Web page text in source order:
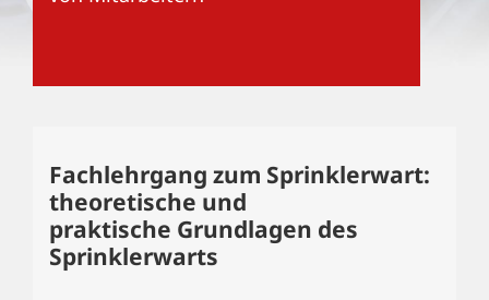
Fachlehrgang zum Sprinklerwart:
theoretische und
praktische Grundlagen des
Sprinklerwarts